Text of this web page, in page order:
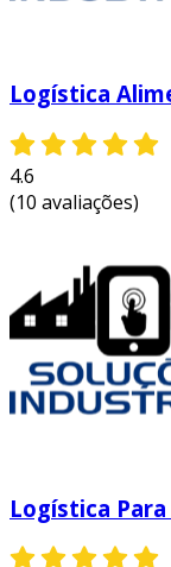
Logística
4.6
(10 avaliações)
Logística